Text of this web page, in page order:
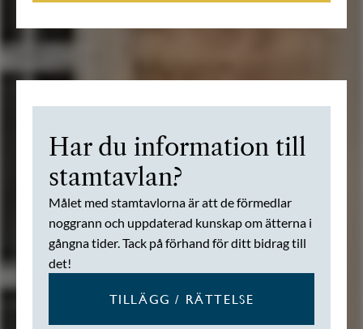
Har du information till
stamtavlan?
Målet med stamtavlorna är att de förmedlar
noggrann och uppdaterad kunskap om ätterna i
gångna tider. Tack på förhand för ditt bidrag till
det!
TILLÄGG / RÄTTELSE